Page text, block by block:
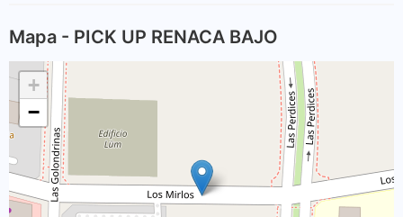
Mapa - PICK UP RENACA BAJO
+
−